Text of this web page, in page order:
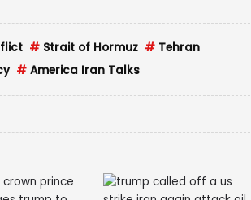
# Strait of Hormuz # Tehran
# America Iran Talks